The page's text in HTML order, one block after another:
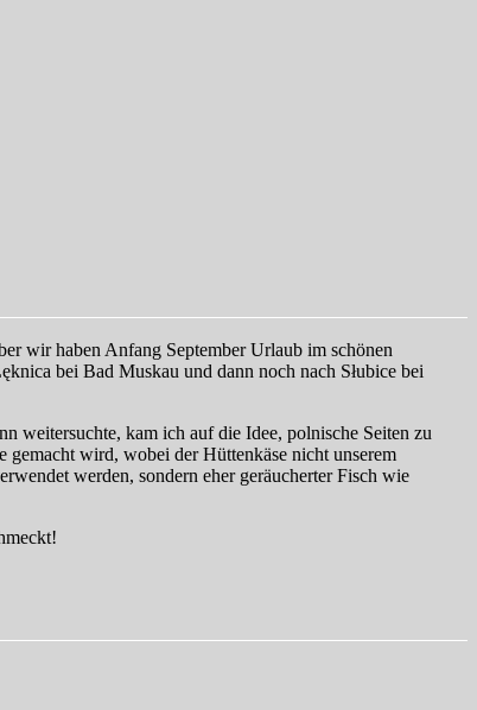
wir haben Anfang September Urlaub im schönen
bei Bad Muskau und dann noch nach Słubice bei
weitersuchte, kam ich auf die Idee, polnische Seiten zu
gemacht wird, wobei der Hüttenkäse nicht unserem
werden, sondern eher geräucherter Fisch wie